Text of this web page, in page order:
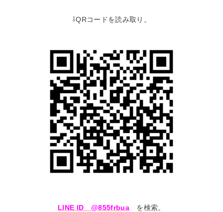
⇩QRコードを読み取り。
LINE ID @855frbua を検索。